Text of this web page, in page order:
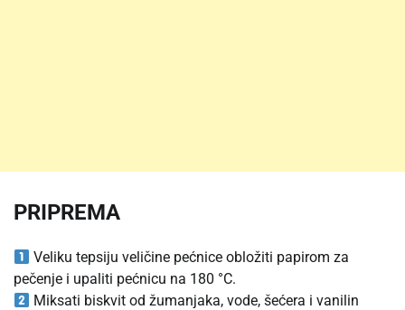
PRIPREMA
Veliku tepsiju veličine pećnice obložiti papirom za
pečenje i upaliti pećnicu na 180 °C.
Miksati biskvit od žumanjaka, vode, šećera i vanilin